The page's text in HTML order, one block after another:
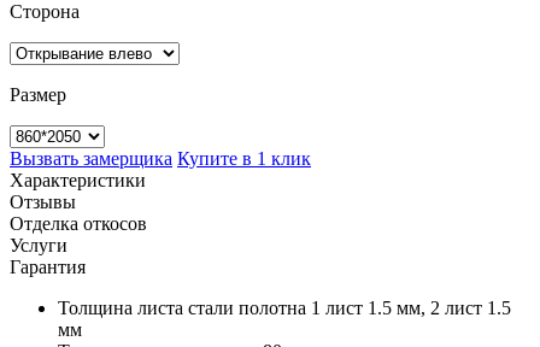
Сторона
Размер
Вызвать замерщика Купите в 1 клик
Характеристики
Отзывы
Отделка откосов
Услуги
Гарантия
Толщина листа стали полотна 1 лист 1.5 мм, 2 лист 1.5
мм